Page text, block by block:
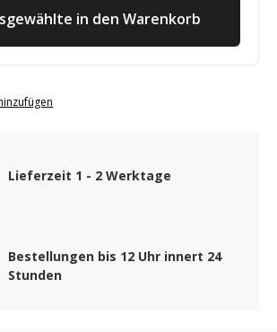
in den Warenkorb
Lieferzeit 1 - 2 Werktage
Bestellungen bis 12 Uhr innert 24
Stunden